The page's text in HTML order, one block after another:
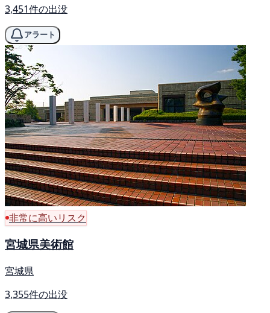
3,451件の出没
アラート
非常に高いリスク
宮城県美術館
宮城県
3,355件の出没